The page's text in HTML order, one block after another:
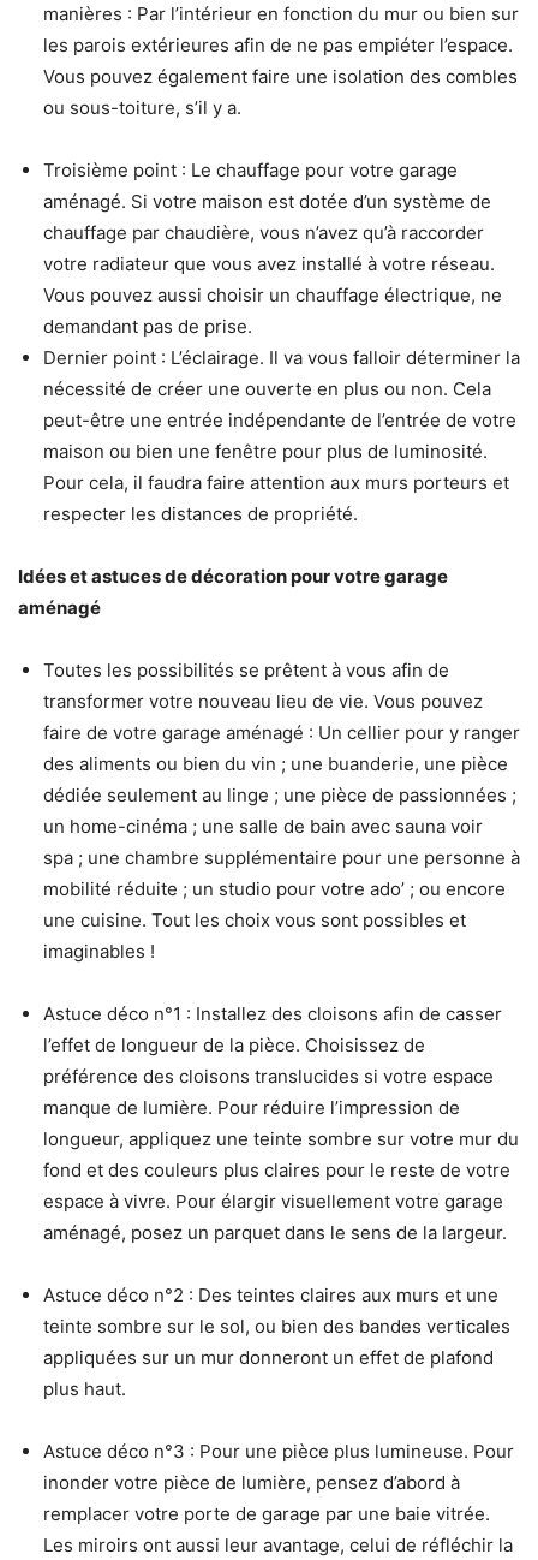
manières : Par l’intérieur en fonction du mur ou bien sur
les parois extérieures afin de ne pas empiéter l’espace.
Vous pouvez également faire une isolation des combles
ou sous-toiture, s’il y a.
Troisième point : Le chauffage pour votre garage
aménagé. Si votre maison est dotée d’un système de
chauffage par chaudière, vous n’avez qu’à raccorder
votre radiateur que vous avez installé à votre réseau.
Vous pouvez aussi choisir un chauffage électrique, ne
demandant pas de prise.
Dernier point : L’éclairage. Il va vous falloir déterminer la
nécessité de créer une ouverte en plus ou non. Cela
peut-être une entrée indépendante de l’entrée de votre
maison ou bien une fenêtre pour plus de luminosité.
Pour cela, il faudra faire attention aux murs porteurs et
respecter les distances de propriété.
Idées et astuces de décoration pour votre garage
aménagé
Toutes les possibilités se prêtent à vous afin de
transformer votre nouveau lieu de vie. Vous pouvez
faire de votre garage aménagé : Un cellier pour y ranger
des aliments ou bien du vin ; une buanderie, une pièce
dédiée seulement au linge ; une pièce de passionnées ;
un home-cinéma ; une salle de bain avec sauna voir
spa ; une chambre supplémentaire pour une personne à
mobilité réduite ; un studio pour votre ado’ ; ou encore
une cuisine. Tout les choix vous sont possibles et
imaginables !
Astuce déco n°1 : Installez des cloisons afin de casser
l’effet de longueur de la pièce. Choisissez de
préférence des cloisons translucides si votre espace
manque de lumière. Pour réduire l’impression de
longueur, appliquez une teinte sombre sur votre mur du
fond et des couleurs plus claires pour le reste de votre
espace à vivre. Pour élargir visuellement votre garage
aménagé, posez un parquet dans le sens de la largeur.
Astuce déco n°2 : Des teintes claires aux murs et une
teinte sombre sur le sol, ou bien des bandes verticales
appliquées sur un mur donneront un effet de plafond
plus haut.
Astuce déco n°3 : Pour une pièce plus lumineuse. Pour
inonder votre pièce de lumière, pensez d’abord à
remplacer votre porte de garage par une baie vitrée.
Les miroirs ont aussi leur avantage, celui de réfléchir la